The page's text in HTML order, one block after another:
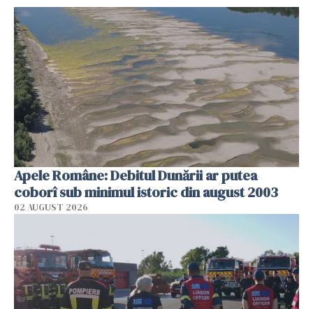
Apele Române: Debitul Dunării ar putea
coborî sub minimul istoric din august 2003
02 AUGUST 2026